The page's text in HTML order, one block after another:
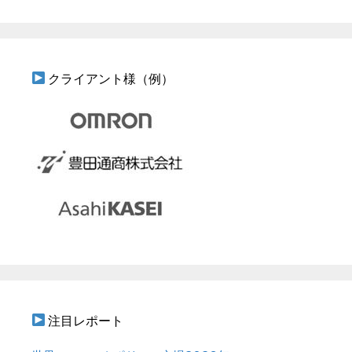
クライアント様（例）
注目レポート